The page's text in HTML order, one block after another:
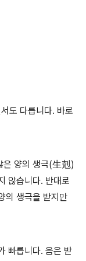
도 다릅니다. 바로
은 양의 생극(生剋)
않습니다. 반대로
의 생극을 받지만
빠릅니다. 음은 받